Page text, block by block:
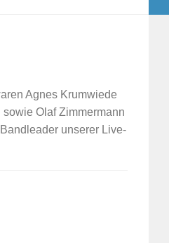
Agnes Krumwiede
Olaf Zimmermann
unserer Live-